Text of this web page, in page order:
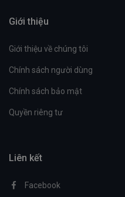
Giới thiệu
Giới thiệu về chúng tôi
Chính sách người dùng
Chính sách bảo mật
Quyền riêng tư
Liên kết
Facebook